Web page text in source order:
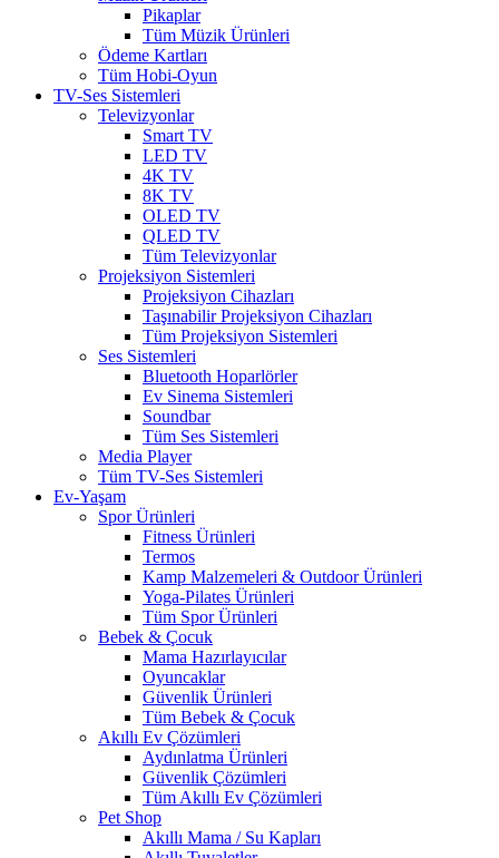
Pikaplar
Tüm Müzik Ürünleri
Ödeme Kartları
Tüm Hobi-Oyun
TV-Ses Sistemleri
Televizyonlar
Smart TV
LED TV
4K TV
8K TV
OLED TV
QLED TV
Tüm Televizyonlar
Projeksiyon Sistemleri
Projeksiyon Cihazları
Taşınabilir Projeksiyon Cihazları
Tüm Projeksiyon Sistemleri
Ses Sistemleri
Bluetooth Hoparlörler
Ev Sinema Sistemleri
Soundbar
Tüm Ses Sistemleri
Media Player
Tüm TV-Ses Sistemleri
Ev-Yaşam
Spor Ürünleri
Fitness Ürünleri
Termos
Kamp Malzemeleri & Outdoor Ürünleri
Yoga-Pilates Ürünleri
Tüm Spor Ürünleri
Bebek & Çocuk
Mama Hazırlayıcılar
Oyuncaklar
Güvenlik Ürünleri
Tüm Bebek & Çocuk
Akıllı Ev Çözümleri
Aydınlatma Ürünleri
Güvenlik Çözümleri
Tüm Akıllı Ev Çözümleri
Pet Shop
Akıllı Mama / Su Kapları